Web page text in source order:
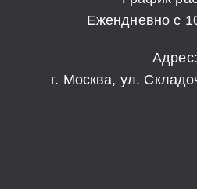
Ежендневно с
Адрес:
г. Москва, ул.